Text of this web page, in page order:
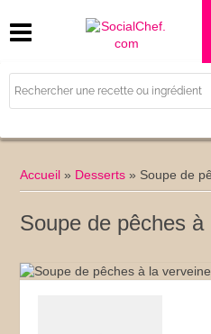
Accueil » Desserts » Soupe de
Soupe de pêches à